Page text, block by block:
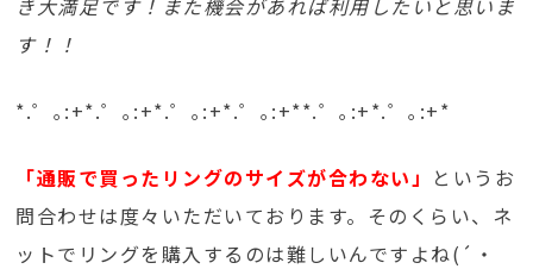
す！！
*.゜｡:+*.゜｡:+*.゜｡:+*.゜｡:+**.゜｡:+*.゜｡:+*
「通販で買ったリングのサイズが合わない」 というお
問合わせは度々いただいております。そのくらい、ネ
ットでリングを購入するのは難しいんですよね(´・